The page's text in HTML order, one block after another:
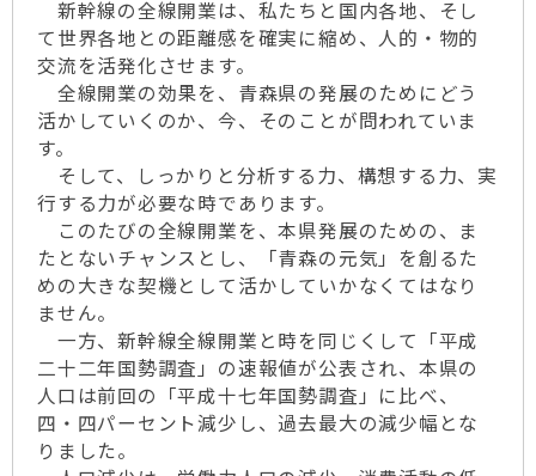
新幹線の全線開業は、私たちと国内各地、そし
て世界各地との距離感を確実に縮め、人的・物的
交流を活発化させます。
全線開業の効果を、青森県の発展のためにどう
活かしていくのか、今、そのことが問われていま
す。
そして、しっかりと分析する力、構想する力、実
行する力が必要な時であります。
このたびの全線開業を、本県発展のための、ま
たとないチャンスとし、「青森の元気」を創るた
めの大きな契機として活かしていかなくてはなり
ません。
一方、新幹線全線開業と時を同じくして「平成
二十二年国勢調査」の速報値が公表され、本県の
人口は前回の「平成十七年国勢調査」に比べ、
四・四パーセント減少し、過去最大の減少幅とな
りました。